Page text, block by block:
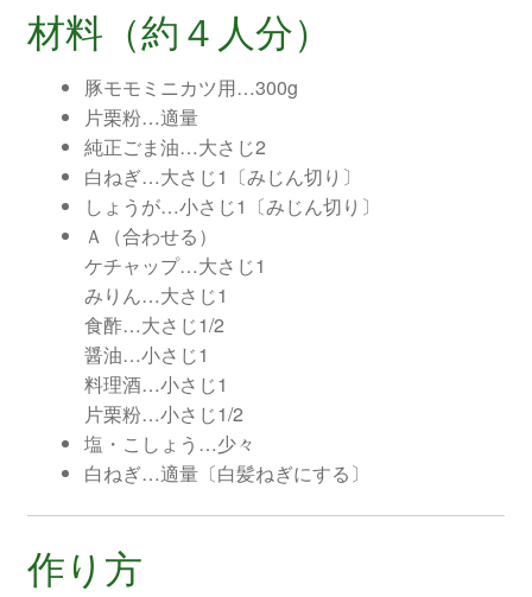
材料（約４人分）
豚モモミニカツ用…300g
片栗粉…適量
純正ごま油…大さじ2
白ねぎ…大さじ1〔みじん切り〕
しょうが…小さじ1〔みじん切り〕
Ａ（合わせる）
ケチャップ…大さじ1
みりん…大さじ1
食酢…大さじ1/2
醤油…小さじ1
料理酒…小さじ1
片栗粉…小さじ1/2
塩・こしょう…少々
白ねぎ…適量〔白髪ねぎにする〕
作り方